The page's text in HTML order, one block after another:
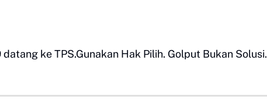
ke TPS.Gunakan Hak Pilih. Golput Bukan Solusi.